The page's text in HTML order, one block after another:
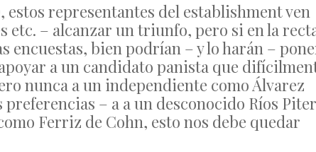
estos representantes del establishment ven
etc. – alcanzar un triunfo, pero si en la
encuestas, bien podrían – y lo harán –
a un candidato panista que
nunca a un independiente como Álvarez
preferencias – a a un desconocido Ríos
Ferriz de Cohn, esto nos debe quedar